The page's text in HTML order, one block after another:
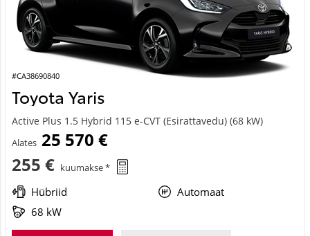
#CA38690840
Toyota Yaris
Active Plus 1.5 Hybrid 115 e-CVT (Esirattavedu) (68 kW)
Alates 25 570 €
255 € kuumakse *
Hübriid
Automaat
68 kW